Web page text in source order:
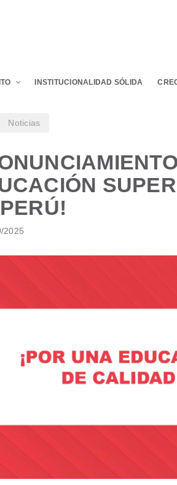
INSTITUCIONALIDAD SÓLIDA
Noticias
2025